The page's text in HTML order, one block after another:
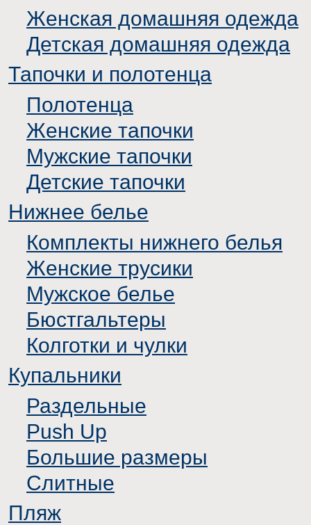
Женская домашняя одежда
Детская домашняя одежда
Тапочки и полотенца
Полотенца
Женские тапочки
Мужские тапочки
Детские тапочки
Нижнее белье
Комплекты нижнего белья
Женские трусики
Мужское белье
Бюстгальтеры
Колготки и чулки
Купальники
Раздельные
Push Up
Большие размеры
Слитные
Пляж